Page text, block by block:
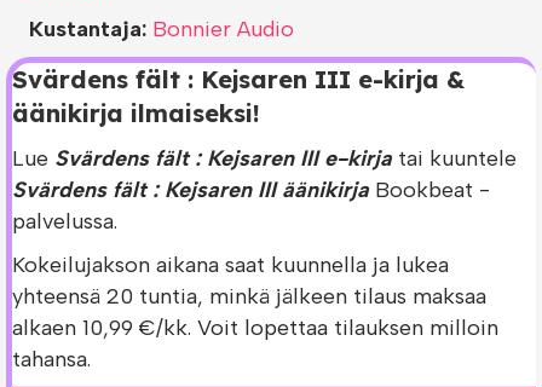
Svärdens fält : Kejsaren III e-kirja &
äänikirja ilmaiseksi!
Lue Svärdens fält : Kejsaren III e-kirja tai kuuntele
Svärdens fält : Kejsaren III äänikirja Bookbeat -
palvelussa.
Kokeilujakson aikana saat kuunnella ja lukea
yhteensä 20 tuntia, minkä jälkeen tilaus maksaa
alkaen 10,99 €/kk. Voit lopettaa tilauksen milloin
tahansa.
Kustantaja: Bonnier Audio